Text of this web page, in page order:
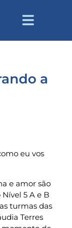
a
eu vos
e amor são
5 A e B
turmas das
Terres